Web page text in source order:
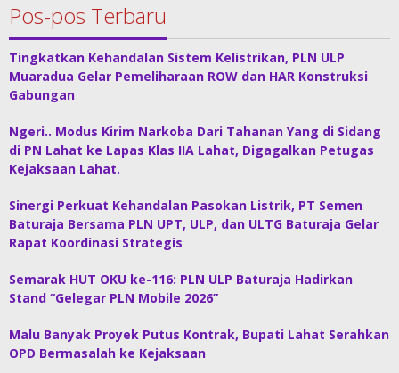
Pos-pos Terbaru
Tingkatkan Kehandalan Sistem Kelistrikan, PLN ULP
Muaradua Gelar Pemeliharaan ROW dan HAR Konstruksi
Gabungan
Ngeri.. Modus Kirim Narkoba Dari Tahanan Yang di Sidang
di PN Lahat ke Lapas Klas IIA Lahat, Digagalkan Petugas
Kejaksaan Lahat.
Sinergi Perkuat Kehandalan Pasokan Listrik, PT Semen
Baturaja Bersama PLN UPT, ULP, dan ULTG Baturaja Gelar
Rapat Koordinasi Strategis
Semarak HUT OKU ke-116: PLN ULP Baturaja Hadirkan
Stand “Gelegar PLN Mobile 2026”
Malu Banyak Proyek Putus Kontrak, Bupati Lahat Serahkan
OPD Bermasalah ke Kejaksaan